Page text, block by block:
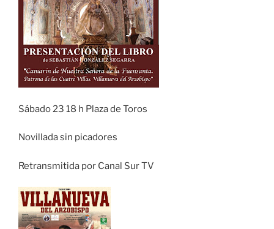
Sábado 23 18 h Plaza de Toros
Novillada sin picadores
Retransmitida por Canal Sur TV